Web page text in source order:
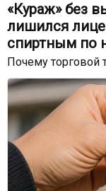
«Кураж» без
лишился
спиртным по
Почему торговой